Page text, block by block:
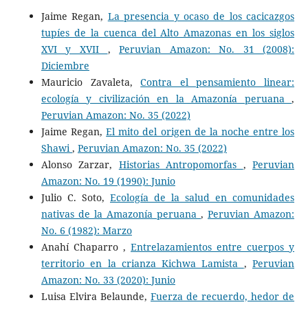
Jaime Regan, La presencia y ocaso de los cacicazgos
tupíes de la cuenca del Alto Amazonas en los siglos
XVI y XVII ,Peruvian Amazon: No. 31 (2008):
Diciembre
Mauricio Zavaleta,Contra el pensamiento linear:
ecología y civilización en la Amazonía peruana,
Peruvian Amazon: No. 35 (2022)
Jaime Regan,El mito del origen de la noche entre los
Shawi, Peruvian Amazon: No. 35 (2022)
Alonso Zarzar, Historias Antropomorfas ,Peruvian
Amazon: No. 19 (1990): Junio
Julio C. Soto, Ecología de la salud en comunidades
nativas de la Amazonía peruana,Peruvian Amazon:
No. 6 (1982): Marzo
Anahí Chaparro , Entrelazamientos entre cuerpos y
territorio en la crianza Kichwa Lamista ,Peruvian
Amazon: No. 33 (2020): Junio
Luisa Elvira Belaunde, Fuerza de recuerdo, hedor de